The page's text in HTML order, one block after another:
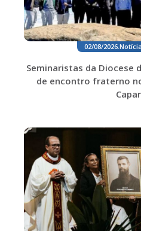
02/08/2026.
Seminaristas da Diocese
de encontro fraterno